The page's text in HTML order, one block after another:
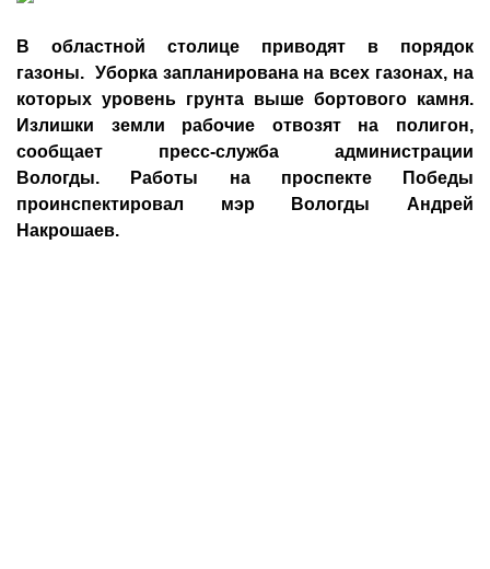
В областной столице приводят в порядок
газоны. Уборка запланирована на всех газонах, на
которых уровень грунта выше бортового камня.
Излишки земли рабочие отвозят на полигон,
сообщает пресс-служба администрации
Вологды. Работы на проспекте Победы
проинспектировал мэр Вологды Андрей
Накрошаев.